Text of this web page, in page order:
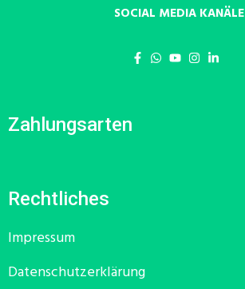
SOCIAL MEDIA KANÄLE
Zahlungsarten
Rechtliches
Impressum
Datenschutzerklärung